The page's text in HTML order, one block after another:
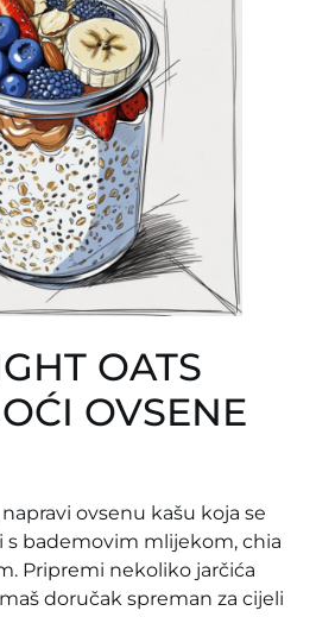
OATS
OVSENE
ovsenu kašu koja se
s bademovim mlijekom, chia
Pripremi nekoliko jarčića
doručak spreman za cijeli